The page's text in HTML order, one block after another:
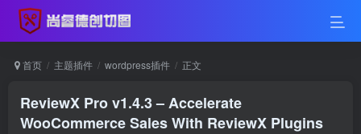
首页 主题插件 wordpress插件 正文
ReviewX Pro v1.4.3 – Accelerate
WooCommerce Sales With ReviewX Plugins